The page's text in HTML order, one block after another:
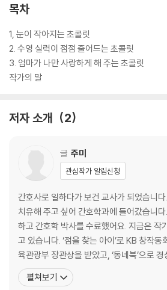
목차
1, 눈이 작아지는 초콜릿
2. 수영 실력이 점점 줄어드는 초콜릿
3. 엄마가 나만 사랑하게 해 주는 초콜릿
작가의 말
저자 소개 2
글 주미
관심작가 알림신청
간호사로 일하다가 보건 교사가 되었습니
치유해 주고 싶어 간호학과에 들어갔습니
하고 간호학 박사를 수료했어요. 지금은 작
고 있습니다. ‘점을 찾는 아이’로 KB 창작
육관광부 장관상을 받았고, ‘동네북’으로
문에 당선되었습니다. ‘저 아이를 조심해’로
리문학대상 동화 부문에 당선되었고, ‘체인
펼쳐보기